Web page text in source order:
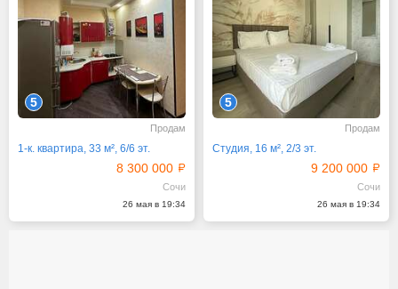
5
Продам
1-к. квартира, 33 м², 6/6 эт.
8 300 000
Сочи
26 мая в 19:34
5
Продам
Студия, 16 м², 2/3 эт.
9 200 000
Сочи
26 мая в 19:34